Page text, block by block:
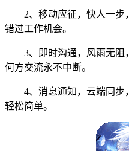
2、移动应征，快人一步
错过工作机会。
3、即时沟通，风雨无阻
何方交流永不中断。
4、消息通知，云端同步
轻松简单。